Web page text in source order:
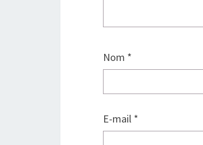
Nom *
E-mail *